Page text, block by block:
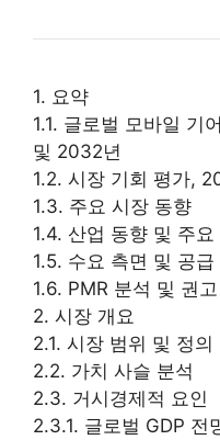
1. 요약
1.1. 글로벌 모바일 기
및 2032년
1.2. 시장 기회 평가,
1.3. 주요 시장 동향
1.4. 산업 동향 및 주
1.5. 수요 측면 및 공급
1.6. PMR 분석 및 권
2. 시장 개요
2.1. 시장 범위 및 정의
2.2. 가치 사슬 분석
2.3. 거시경제적 요인
2.3.1. 글로벌 GDP 전